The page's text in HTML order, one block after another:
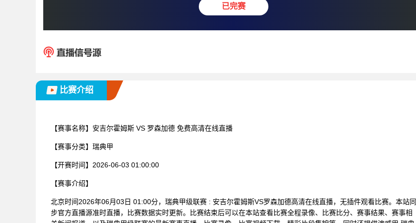
已完赛
比赛介绍
【赛事名称】 安吉尔霍姆斯 VS 罗森加德 免费高清在线直播
【赛事分类】 瑞典甲
【开赛时间】 2026-06-03 01:00:00
【赛事介绍】
北京时间2026年06月03日 01:00分，瑞典甲级联赛 : 安吉尔霍姆斯VS罗森加德高清在线直播，无插件观看比赛。本站同
步官方直播源准时直播，比赛数据实时更新。比赛结束后可以在本站查看比赛全程录像、比赛比分、赛事结果、赛事相